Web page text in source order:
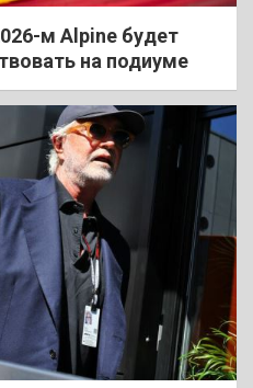
м Alpine будет
на подиуме